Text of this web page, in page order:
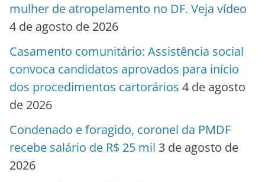
mulher de atropelamento no DF. Veja vídeo
4 de agosto de 2026
Casamento comunitário: Assistência social
convoca candidatos aprovados para início
dos procedimentos cartorários 4 de agosto
de 2026
Condenado e foragido, coronel da PMDF
recebe salário de R$ 25 mil 3 de agosto de
2026